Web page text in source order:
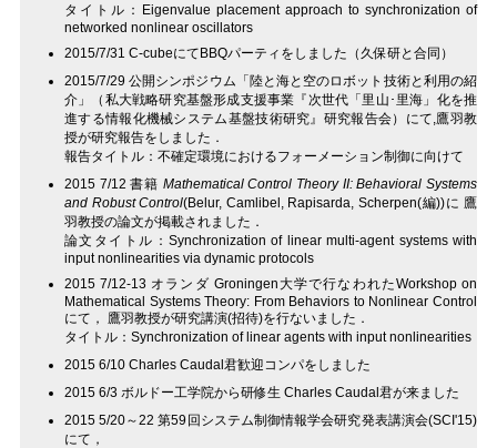
タイトル：Eigenvalue placement approach to synchronization of
networked nonlinear oscillators
2015/7/31 C-cubeにてBBQパーティをしました（久保研と合同）
2015/7/29 公開シンポジウム「陸と海と空のロボット技術と利用の紹
介」（私大戦略研究基盤形成支援事業『次世代「里山･里海」化を推
進する情報化機械システム基盤技術研究』研究報告会）にて,鷹羽教
授が研究報告をしました．
報告タイトル：不確定環境におけるフォーメーション制御に向けて
2015 7/12 書籍 Mathematical Control Theory II: Behavioral Systems
and Robust Control(Belur, Camlibel, Rapisarda, Scherpen(編))に 鷹
羽教授の論文が掲載されました．
論文タイトル：Synchronization of linear multi-agent systems with
input nonlinearities via dynamic protocols
2015 7/12-13 オランダ Groningen大学で行なわれたWorkshop on
Mathematical Systems Theory: From Behaviors to Nonlinear Control
にて， 鷹羽教授が研究講演(招待)を行ないました．
タイトル：Synchronization of linear agents with input nonlinearities
2015 6/10 Charles Caudal君歓迎コンパをしました
2015 6/3 ボルドー工学院から研修生 Charles Caudal君が来ました
2015 5/20～22 第59回システム制御情報学会研究発表講演会(SCI'15)
にて，